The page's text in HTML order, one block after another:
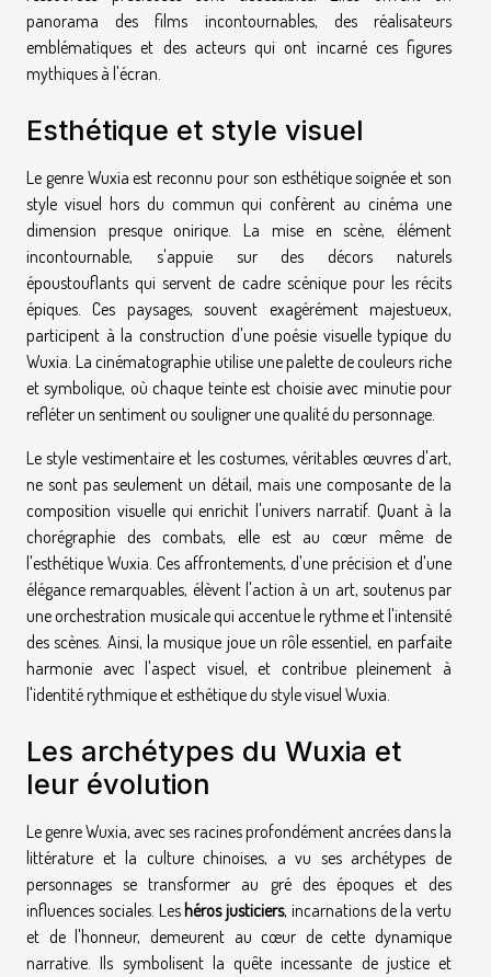
panorama des films incontournables, des réalisateurs
emblématiques et des acteurs qui ont incarné ces figures
mythiques à l'écran.
Esthétique et style visuel
Le genre Wuxia est reconnu pour son esthétique soignée et son
style visuel hors du commun qui confèrent au cinéma une
dimension presque onirique. La mise en scène, élément
incontournable, s'appuie sur des décors naturels
époustouflants qui servent de cadre scénique pour les récits
épiques. Ces paysages, souvent exagérément majestueux,
participent à la construction d'une poésie visuelle typique du
Wuxia. La cinématographie utilise une palette de couleurs riche
et symbolique, où chaque teinte est choisie avec minutie pour
refléter un sentiment ou souligner une qualité du personnage.
Le style vestimentaire et les costumes, véritables œuvres d'art,
ne sont pas seulement un détail, mais une composante de la
composition visuelle qui enrichit l'univers narratif. Quant à la
chorégraphie des combats, elle est au cœur même de
l'esthétique Wuxia. Ces affrontements, d'une précision et d'une
élégance remarquables, élèvent l'action à un art, soutenus par
une orchestration musicale qui accentue le rythme et l'intensité
des scènes. Ainsi, la musique joue un rôle essentiel, en parfaite
harmonie avec l'aspect visuel, et contribue pleinement à
l'identité rythmique et esthétique du style visuel Wuxia.
Les archétypes du Wuxia et
leur évolution
Le genre Wuxia, avec ses racines profondément ancrées dans la
littérature et la culture chinoises, a vu ses archétypes de
personnages se transformer au gré des époques et des
influences sociales. Les héros justiciers, incarnations de la vertu
et de l'honneur, demeurent au cœur de cette dynamique
narrative. Ils symbolisent la quête incessante de justice et